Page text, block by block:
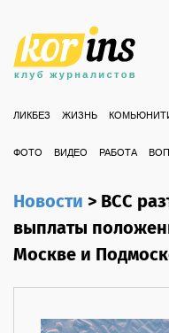
ЛИКБЕЗ ЖИЗНЬ
ФОТО ВИДЕО РАБОТА
Новости>ВСС
выплаты
Москве и